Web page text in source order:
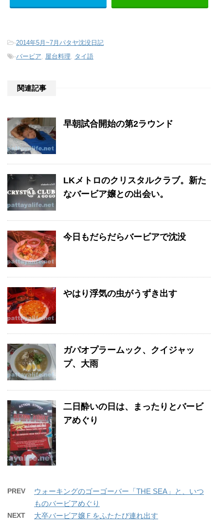
-2014年5月~7月パタヤ沈没日記
-バービア, 屋台料理, タイ語
関連記事
早朝試合開始の第2ラウンド
LKメトロのクリスタルクラブ。新た
なバービア嬢との出会い。
今日もだらだらバービアで沈没
やはり浮気の虫がうずき出す
ガパオプラームック、クイジャッ
プ、大雨
二日酔いの日は、まったりとバービ
アめぐり
PREV
ウォーキングのゴーゴーバー「THE SEA」と、いつ
ものバービアめぐり
NEXT 大卒バービア嬢Ｆをふたたび連れ出す